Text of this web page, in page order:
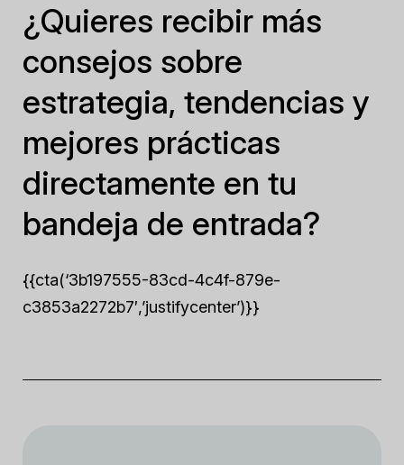
¿Quieres recibir más
consejos sobre
estrategia, tendencias y
mejores prácticas
directamente en tu
bandeja de entrada?
{{cta(‘3b197555-83cd-4c4f-879e-
c3853a2272b7′,’justifycenter’)}}